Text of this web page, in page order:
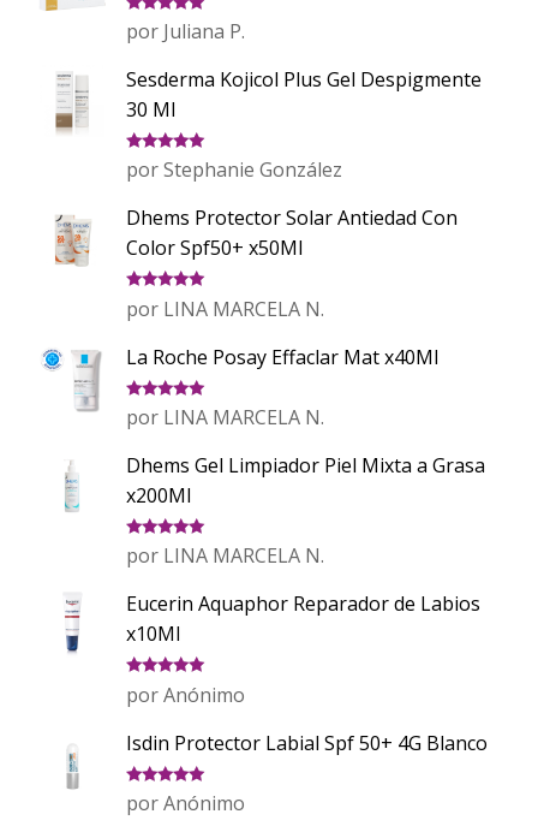
Valorado
con 5de 5
por Juliana P.
Sesderma Kojicol Plus Gel Despigmente
30 Ml
Valorado
con
de 5
por Stephanie González
Dhems Protector Solar Antiedad Con
Color Spf50+ x50Ml
Valorado
con
de 5
por LINA MARCELA N.
La Roche Posay Effaclar Mat x40Ml
Valorado
con
de 5
por LINA MARCELA N.
Dhems Gel Limpiador Piel Mixta a Grasa
x200Ml
Valorado
con
de 5
por LINA MARCELA N.
Eucerin Aquaphor Reparador de Labios
x10Ml
Valorado
con
de 5
por Anónimo
Isdin Protector Labial Spf 50+ 4G Blanco
Valorado
con
de 5
por Anónimo